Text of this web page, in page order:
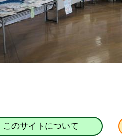
このサイトについて